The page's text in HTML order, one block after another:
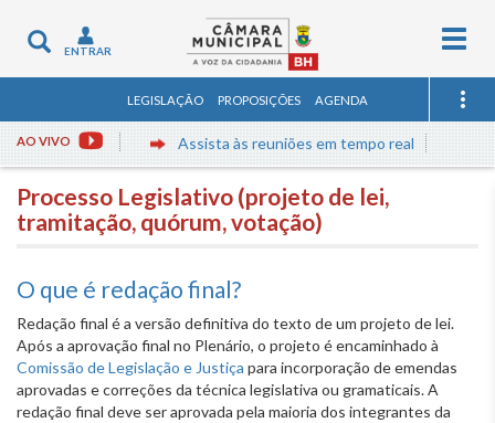
Toggle
navigation
ENTRAR
LEGISLAÇÃO PROPOSIÇÕES AGENDA
AO VIVO Assista às reuniões em tempo real
Processo Legislativo (projeto de lei,
tramitação, quórum, votação)
O que é redação final?
Redação final é a versão definitiva do texto de um projeto de lei.
Após a aprovação final no Plenário, o projeto é encaminhado à
Comissão de Legislação e Justiça para incorporação de emendas
aprovadas e correções da técnica legislativa ou gramaticais. A
redação final deve ser aprovada pela maioria dos integrantes da